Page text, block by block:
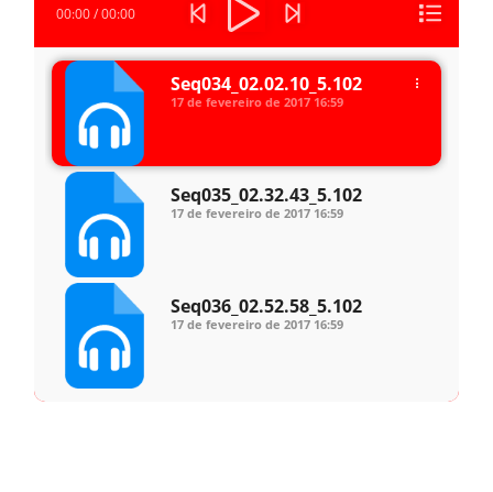
00:00/00:00
Seq034_02.02.10_5.102
17 de fevereiro de 2017 16:59
Seq035_02.32.43_5.102
17 de fevereiro de 2017 16:59
Seq036_02.52.58_5.102
17 de fevereiro de 2017 16:59